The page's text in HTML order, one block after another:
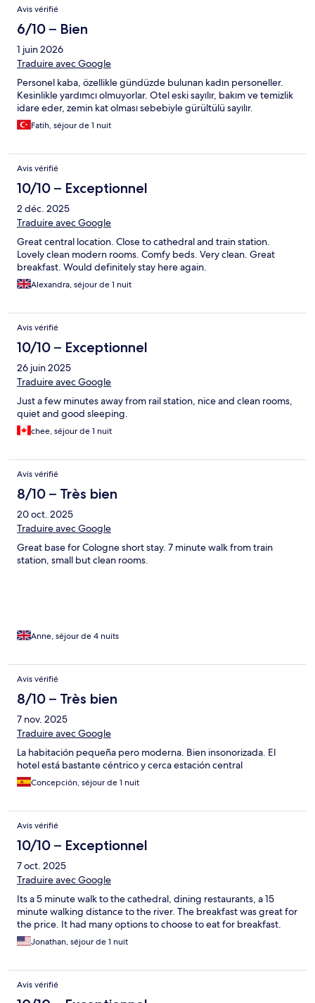
Avis vérifié
6/10 – Bien
1 juin 2026
Traduire avec Google
Personel kaba, özellikle gündüzde bulunan kadın personeller.
Kesinlikle yardımcı olmuyorlar. Otel eski sayılır, bakım ve temizlik
idare eder, zemin kat olması sebebiyle gürültülü sayılır.
Fatih, séjour de 1 nuit
Avis vérifié
10/10 – Exceptionnel
2 déc. 2025
Traduire avec Google
Great central location. Close to cathedral and train station.
Lovely clean modern rooms. Comfy beds. Very clean. Great
breakfast. Would definitely stay here again.
Alexandra, séjour de 1 nuit
Avis vérifié
10/10 – Exceptionnel
26 juin 2025
Traduire avec Google
Just a few minutes away from rail station, nice and clean rooms,
quiet and good sleeping.
chee, séjour de 1 nuit
Avis vérifié
8/10 – Très bien
20 oct. 2025
Traduire avec Google
Great base for Cologne short stay. 7 minute walk from train
station, small but clean rooms.
Anne, séjour de 4 nuits
Avis vérifié
8/10 – Très bien
7 nov. 2025
Traduire avec Google
La habitación pequeña pero moderna. Bien insonorizada. El
hotel está bastante céntrico y cerca estación central
Concepción, séjour de 1 nuit
Avis vérifié
10/10 – Exceptionnel
7 oct. 2025
Traduire avec Google
Its a 5 minute walk to the cathedral, dining restaurants, a 15
minute walking distance to the river. The breakfast was great for
the price. It had many options to choose to eat for breakfast.
Jonathan, séjour de 1 nuit
Avis vérifié